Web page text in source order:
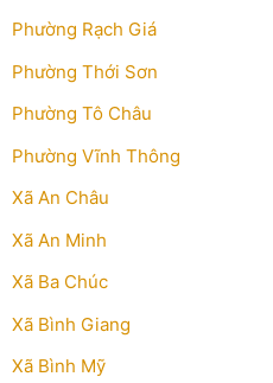
Phường Rạch Giá
Phường Thới Sơn
Phường Tô Châu
Phường Vĩnh Thông
Xã An Châu
Xã An Minh
Xã Ba Chúc
Xã Bình Giang
Xã Bình Mỹ